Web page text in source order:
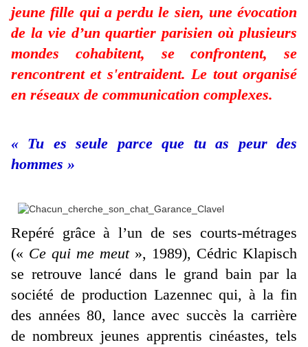
jeune fille qui a perdu le sien, une évocation
de la vie d’un quartier parisien où plusieurs
mondes cohabitent, se confrontent, se
rencontrent et s'entraident. Le tout organisé
en réseaux de communication complexes.
« Tu es seule parce que tu as peur des
hommes »
Repéré grâce à l’un de ses courts-métrages
(« Ce qui me meut», 1989), Cédric Klapisch
se retrouve lancé dans le grand bain par la
société de production Lazennec qui, à la fin
des années 80, lance avec succès la carrière
de nombreux jeunes apprentis cinéastes, tels